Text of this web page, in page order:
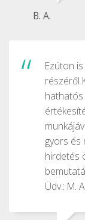
B. A.
Ezúton
részéről
hathatós
gyors és
hirdetés
Üdv.: M. A.